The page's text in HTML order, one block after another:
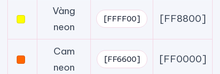
Vàng
neon
[FFFF00] [FF8800]
Cam
neon
[FF6600] [FF0000]